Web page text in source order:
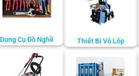
Dụng Cụ Đồ Nghề Thiết Bị Vỏ Lốp